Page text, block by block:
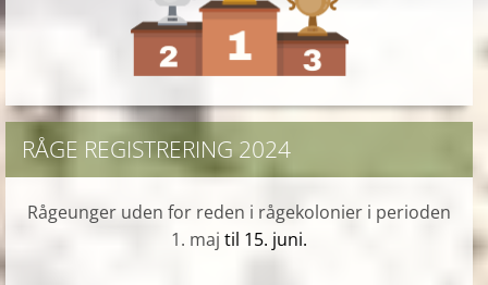
RÅGE REGISTRERING 2024
Rågeunger uden for reden i rågekolonier i perioden
1. majtil 15. juni.